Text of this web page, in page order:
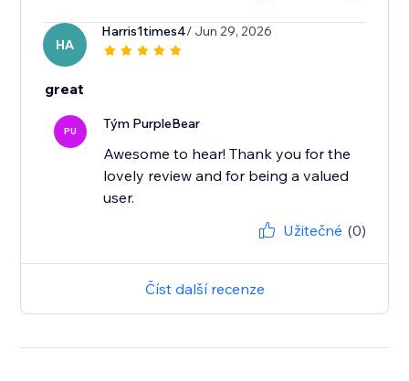
HA
Harris1times4/ Jun 29, 2026
great
PU Tým PurpleBear
Awesome to hear! Thank you for the
lovely review and for being a valued
user.
Užitečné (0)
Číst další recenze